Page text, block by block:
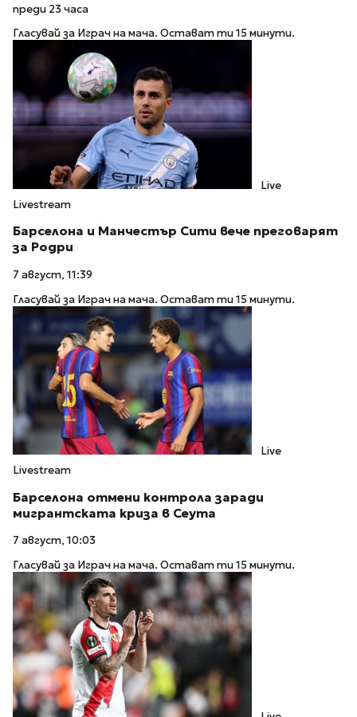
преди 23 часа
Гласувай за Играч на мача. Остават ти 15 минути.
Live
Livestream
Барселона и Манчестър Сити вече преговарят
за Родри
7 август, 11:39
Гласувай за Играч на мача. Остават ти 15 минути.
Live
Livestream
Барселона отмени контрола заради
мигрантската криза в Сеута
7 август, 10:03
Гласувай за Играч на мача. Остават ти 15 минути.